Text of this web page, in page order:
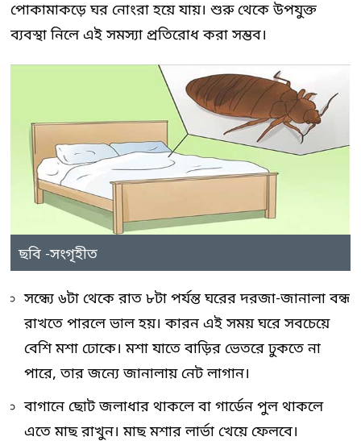
পোকামাকড়ে ঘর নোংরা হয়ে যায়। শুরু থেকে উপযুক্ত
ব্যবস্থা নিলে এই সমস্যা প্রতিরোধ করা সম্ভব।
ছবি -সংগৃহীত
সন্ধ্যে ৬টা থেকে রাত ৮টা পর্যন্ত ঘরের দরজা-জানালা বন্ধ
রাখতে পারলে ভাল হয়। কারন এই সময় ঘরে সবচেয়ে
বেশি মশা ঢোকে। মশা যাতে বাড়ির ভেতরে ঢুকতে না
পারে, তার জন্যে জানালায় নেট লাগান।
বাগানে ছোট জলাধার থাকলে বা গার্ডেন পুল থাকলে
এতে মাছ রাখুন। মাছ মশার লার্ভা খেয়ে ফেলবে।